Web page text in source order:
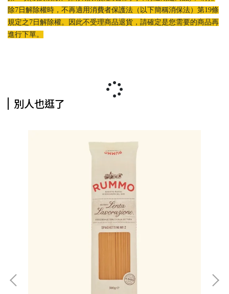
除7日解除權時，不再適用消費者保護法（以下簡稱消保法）第19條
規定之7日解除權。因此不受理商品退貨，請確定是您需要的商品再
進行下單。
別人也逛了